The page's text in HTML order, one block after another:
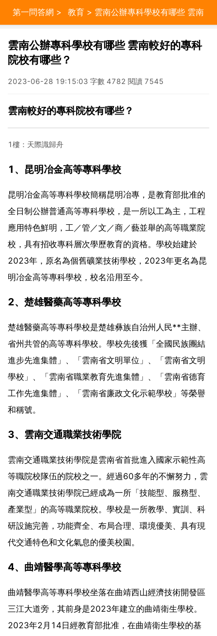
第一問答網 > 教育 > 雲南公辦專科學校有哪些 雲南
較好的專科院校有哪些？
雲南公辦專科學校有哪些 雲南較好的專科
院校有哪些？
2023-06-28 19:15:03 字數 4782 閱讀 7545
雲南較好的專科院校有哪些？
1樓：天際識歸舟
1、昆明冶金高等專科學校
昆明冶金高等專科學校簡稱昆明冶專，是教育部批准的
全日制公辦普通高等專科學校，是一所以工為主，工程
應用特色鮮明，工／管／文／商／藝並舉的高等職業院
校，具有招收專科層次學歷教育的資格。學校始建於
2023年，原名為個舊礦業技術學校，2023年更名為昆
明冶金高等專科學校，校名沿用至今。
2、楚雄醫藥高等專科學校
楚雄醫藥高等專科學校是楚雄彝族自治州人民**主辦、
省州共管的高等專科學校。學校先後獲「全國民族團結
進步先進集體」、「雲南省文明單位」、「雲南省文明
學校」、「雲南省職業教育先進集體」、「雲南省德育
工作先進集體」、「雲南省廉政文化示範學校」等榮譽
和稱號。
3、雲南交通職業技術學院
雲南交通職業技術學院是雲南省首批進入國家示範性高
等職院校隊伍的院校之一。經過60多年的不懈努力，雲
南交通職業技術學院已經成為一所「技能型、服務型、
產業型」的高等職業院校。學校是一所教學、實訓、科
研設施完善，功能齊全、布局合理、環境優美、具有現
代交通特色和文化氣息的優美校園。
4、曲靖醫學高等專科學校
曲靖醫學高等專科學校坐落在曲靖西山經濟技術開發區
三江大道旁，其前身是2023年建立的曲靖衛生學校。
2023年2月14日經教育部批准，在曲靖衛生學校的基